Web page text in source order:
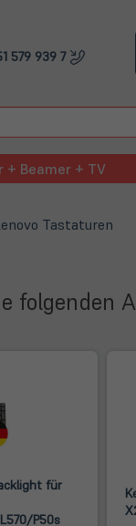
579 939 7
+ Beamer + TV
Tastaturen
folgenden
für
P50s